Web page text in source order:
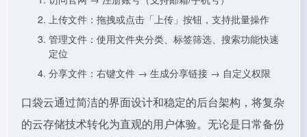
上传文件：拖拽或点击「上传」按钮，支持批量操作
管理文件：使用文件夹分类、标签筛选、搜索功能快速
定位
分享文件：右键文件 → 生成分享链接 → 自定义权限
口袋云通过简洁的界面设计和稳定的后台架构，将复杂
的云存储技术转化为直观的用户体验。无论是日常备份